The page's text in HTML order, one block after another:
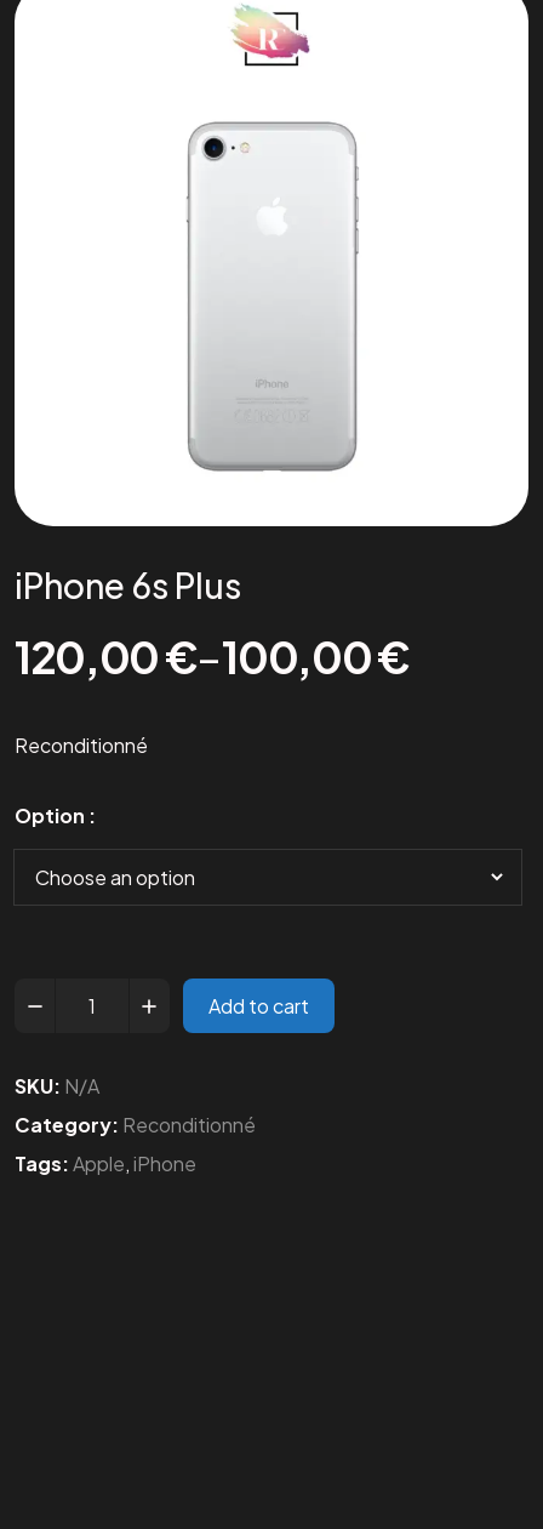
iPhone 6s Plus
100,00€
–
120,00€
Reconditionné
Option
Add to cart
SKU: N/A
Category: Reconditionné
Tags:Apple,iPhone